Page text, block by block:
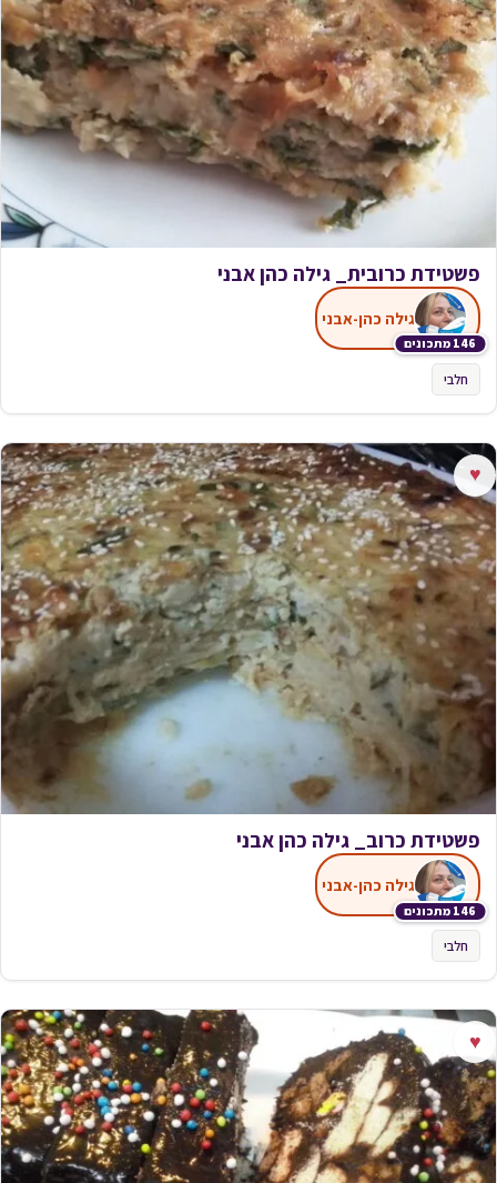
פשטידת כרובית_ גילה כהן אבני
146 מתכונים
גילה כהן-אבני
חלבי
♥
פשטידת כרוב_ גילה כהן אבני
146 מתכונים
גילה כהן-אבני
חלבי
♥